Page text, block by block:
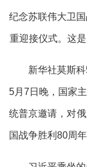
纪念苏联伟大卫
重迎接仪式。这
新华社莫斯科
5月7日晚，国家
统普京邀请，对
国战争胜利80周年